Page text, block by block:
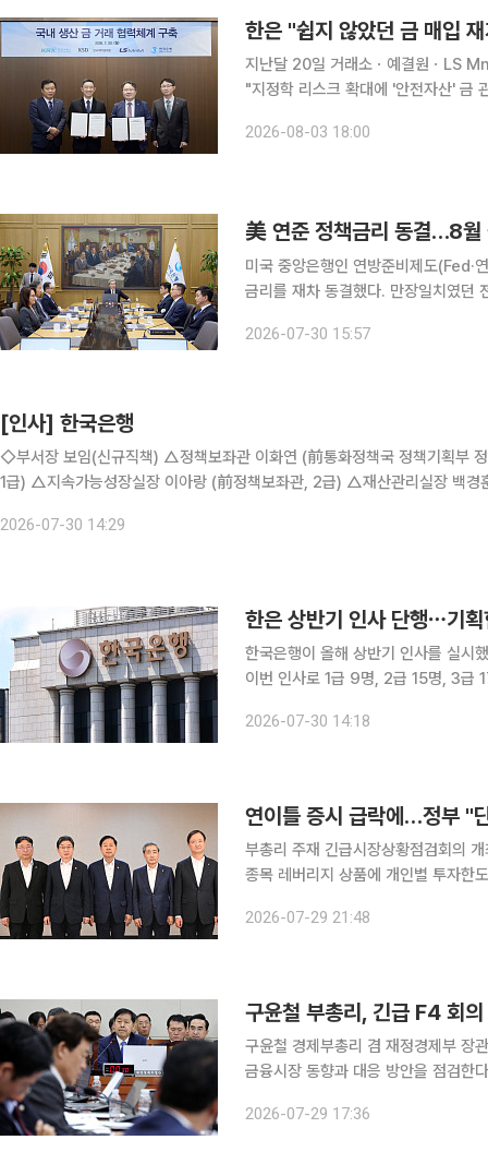
지난달 20일 거래소ㆍ예결원ㆍLS
"지정학 리스크 확대에 '안전자산' 금
2013년 이후 처음으로 금 매입 재개
2026-08-03 18:00
美 연준 정책금리 동결…8월
미국 중앙은행인 연방준비제도(Fed·
금리를 재차 동결했다. 만장일치였던
가중됐다는 분석이 나온다. 한국은행
2026-07-30 15:57
[인사] 한국은행
◇부서장 보임(신규직책) △정책보좌관 이화연 (前통화정책국 정책기획부 정책총괄팀장, 2급) △기획협력국장 최용훈 (前금융시장국장,
1급) △지속가능성장실장 이아랑 (前정책보좌관, 2급) △재산관리실장 백
2026-07-30 14:29
한은 상반기 인사 단행⋯기획
한국은행이 올해 상반기 인사를 실시했다. 신
이번 인사로 1급 9명, 2급 15명, 3급
최용훈 금융시장국장을 선임했다. 금
2026-07-30 14:18
연이틀 증시 급락에…정부 "
부총리 주재 긴급시장상황점검회의 개최 정부가 최근 국내 증시 급락의 주요인으로 거론되
종목 레버리지 상품에 개인별 투자한
29일 정부서울청사에서 구윤철 경제
2026-07-29 21:48
구윤철 부총리, 긴급 F4 회
구윤철 경제부총리 겸 재정경제부 장
금융시장 동향과 대응 방안을 점검한다. 재경부는 이날 공지를 통해 구윤철 부총리 주재 긴급
2026-07-29 17:36